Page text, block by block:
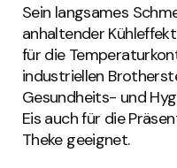
Sein langsames
anhaltender
für die
industriellen
Gesundheits- und
Eis auch für die
Theke geeignet.